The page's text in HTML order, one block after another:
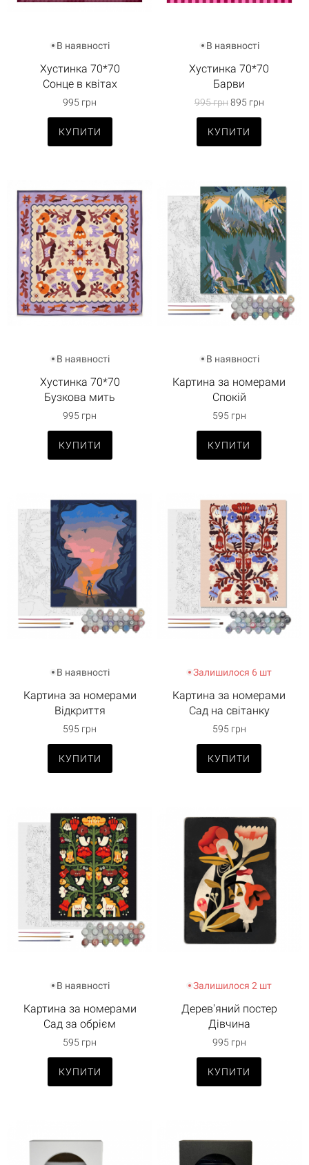
В наявності
Хустинка 70*70
Сонце в квітах
995 грн
КУПИТИ
В наявності
Хустинка 70*70
Барви
995 грн895 грн
КУПИТИ
В наявності
Хустинка 70*70
Бузкова мить
995 грн
КУПИТИ
В наявності
Картина за номерами
Спокій
595 грн
КУПИТИ
В наявності
Картина за номерами
Відкриття
595 грн
КУПИТИ
Залишилося 6 шт
Картина за номерами
Сад на світанку
595 грн
КУПИТИ
В наявності
Картина за номерами
Сад за обрієм
595 грн
КУПИТИ
Залишилося 2 шт
Дерев'яний постер
Дівчина
995 грн
КУПИТИ